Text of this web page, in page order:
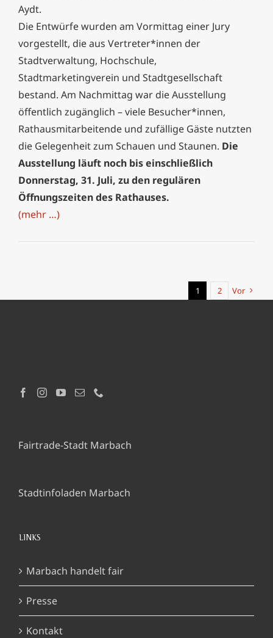
Aydt.
Die Entwürfe wurden am Vormittag einer Jury
vorgestellt, die aus Vertreter*innen der
Stadtverwaltung, Hochschule,
Stadtmarketingverein und Stadtgesellschaft
bestand. Am Nachmittag war die Ausstellung
öffentlich zugänglich – viele Besucher*innen,
Rathausmitarbeitende und zufällige Gäste nutzten
die Gelegenheit zum Schauen und Staunen. Die
Ausstellung läuft noch bis einschließlich
Donnerstag, 31. Juli, zu den regulären
Öffnungszeiten des Rathauses.
(mehr …)
1 2 Vor
Fairtrade-Stadt Marbach
Stadtinfoladen Marbach
LINKS
Marbach handelt fair
Presse
Kontakt